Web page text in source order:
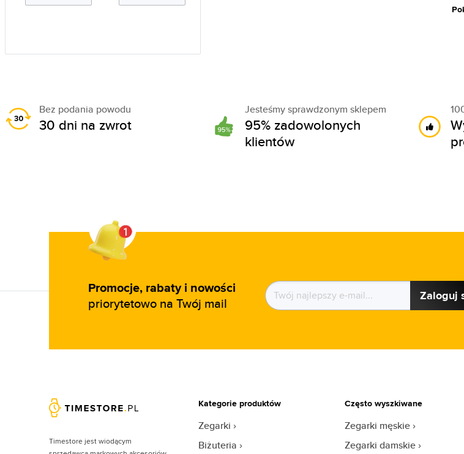
Bez podania powodu
30 dni na zwrot
Jesteśmy sprawdzonym sklepem
95% zadowolonych
klientów
Promocje, rabaty i nowości
priorytetowo na Twój mail Zaloguj
Timestore jest wiodącym
Kategorie produktów
Zegarki
Biżuteria
Często wyszkiwane
Zegarki męskie
Zegarki damskie